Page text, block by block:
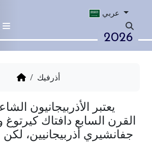
عربي
2026
أذرفيك
الأذربيجانيون